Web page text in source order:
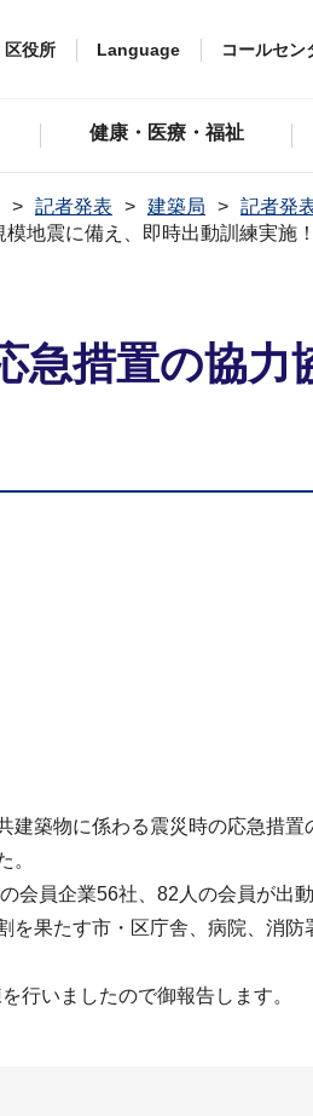
区役所 Language コールセン
健康・医療・福祉
記者発表 建築局
記者発
地震に備え、即時出動訓練実施！
急措置の協
築物に係わる震災時の応急措
。
員企業56社、82人の会員が出
果たす市・区庁舎、病院、消
行いましたので御報告します。